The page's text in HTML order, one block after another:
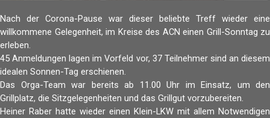
Nach der Corona-Pause war dieser beliebte Treff wieder eine
willkommene Gelegenheit, im Kreise des ACN einen Grill-Sonntag zu
erleben.
45 Anmeldungen lagen im Vorfeld vor, 37 Teilnehmer sind an diesem
idealen Sonnen-Tag erschienen.
Das Orga-Team war bereits ab 11.00 Uhr im Einsatz, um den
Grillplatz, die Sitzgelegenheiten und das Grillgut vorzubereiten.
Heiner Raber hatte wieder einen Klein-LKW mit allem Notwendigen